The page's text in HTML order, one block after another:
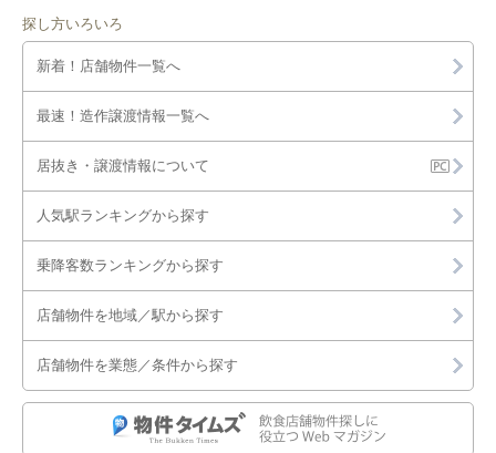
探し方いろいろ
新着！店舗物件一覧へ
最速！造作譲渡情報一覧へ
居抜き・譲渡情報について
人気駅ランキングから探す
乗降客数ランキングから探す
店舗物件を地域／駅から探す
店舗物件を業態／条件から探す